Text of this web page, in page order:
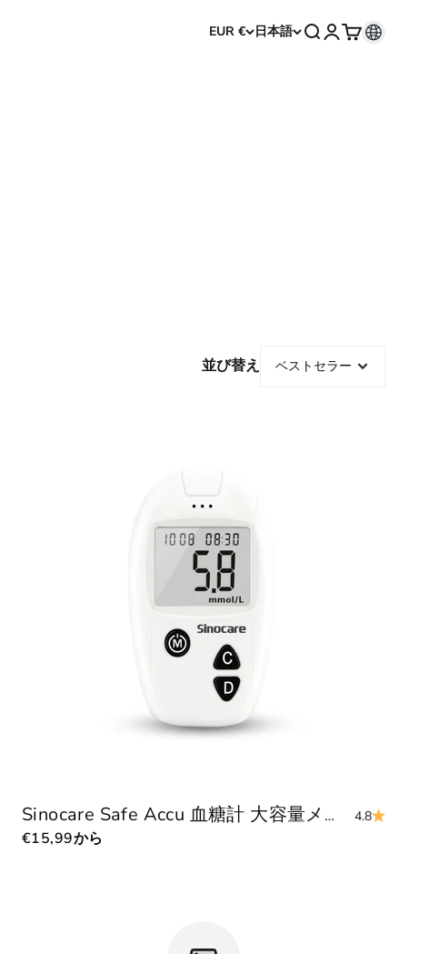
EUR € 日本語 検索を開く
アカウントペ
カートを開く
並び替え ベストセラー
Sinocare Safe Accu 血糖計 大容量メモリ搭載、ハイコストパフォーマンス 4.8
セール価格
€15,99から